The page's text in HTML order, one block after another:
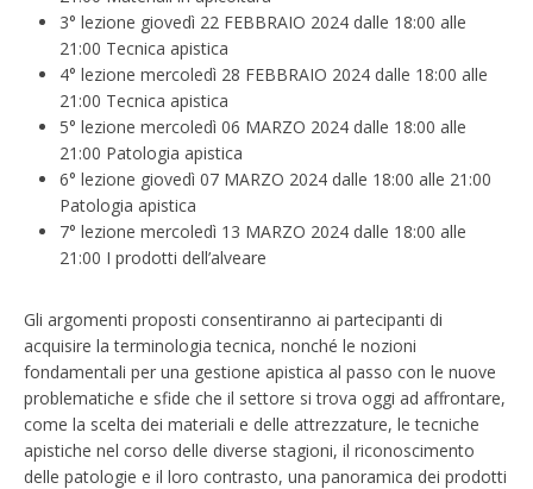
3° lezione giovedì 22 FEBBRAIO 2024 dalle 18:00 alle
21:00 Tecnica apistica
4° lezione mercoledì 28 FEBBRAIO 2024 dalle 18:00 alle
21:00 Tecnica apistica
5° lezione mercoledì 06 MARZO 2024 dalle 18:00 alle
21:00 Patologia apistica
6° lezione giovedì 07 MARZO 2024 dalle 18:00 alle 21:00
Patologia apistica
7° lezione mercoledì 13 MARZO 2024 dalle 18:00 alle
21:00 I prodotti dell’alveare
Gli argomenti proposti consentiranno ai partecipanti di
acquisire la terminologia tecnica, nonché le nozioni
fondamentali per una gestione apistica al passo con le nuove
problematiche e sfide che il settore si trova oggi ad affrontare,
come la scelta dei materiali e delle attrezzature, le tecniche
apistiche nel corso delle diverse stagioni, il riconoscimento
delle patologie e il loro contrasto, una panoramica dei prodotti